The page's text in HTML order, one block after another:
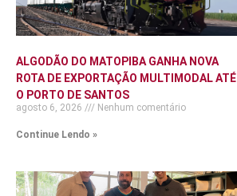
ALGODÃO DO MATOPIBA GANHA NOVA
ROTA DE EXPORTAÇÃO MULTIMODAL ATÉ
O PORTO DE SANTOS
agosto 6, 2026 Nenhum comentário
Continue Lendo »